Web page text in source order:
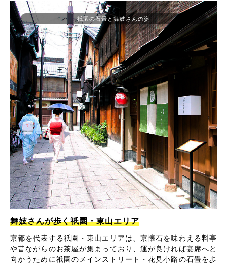
舞妓さんが歩く祇園・東山エリア
京都を代表する祇園・東山エリアは、京懐石を味わえる料亭
や昔ながらのお茶屋が集まっており、運が良ければ宴席へと
向かうために祇園のメインストリート・花見小路の石畳を歩
祇園の石畳と舞妓さんの姿